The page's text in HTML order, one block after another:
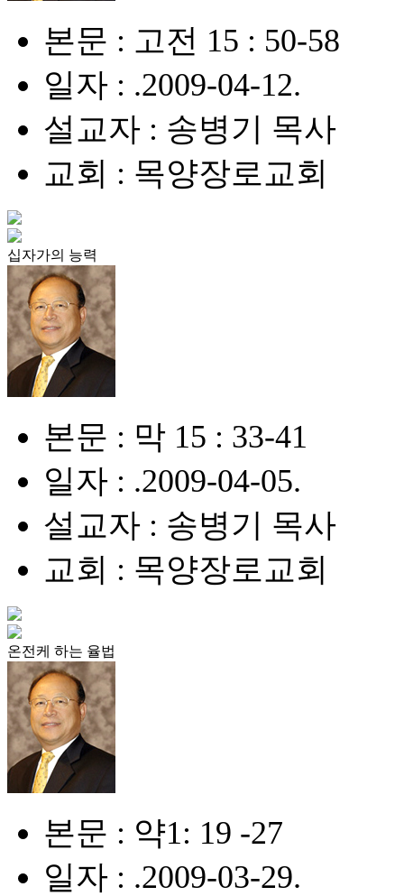
본문 : 고전 15 : 50-58
일자 : .2009-04-12.
설교자 : 송병기 목사
교회 : 목양장로교회
십자가의 능력
본문 : 막 15 : 33-41
일자 : .2009-04-05.
설교자 : 송병기 목사
교회 : 목양장로교회
온전케 하는 율법
본문 : 약1: 19 -27
일자 : .2009-03-29.